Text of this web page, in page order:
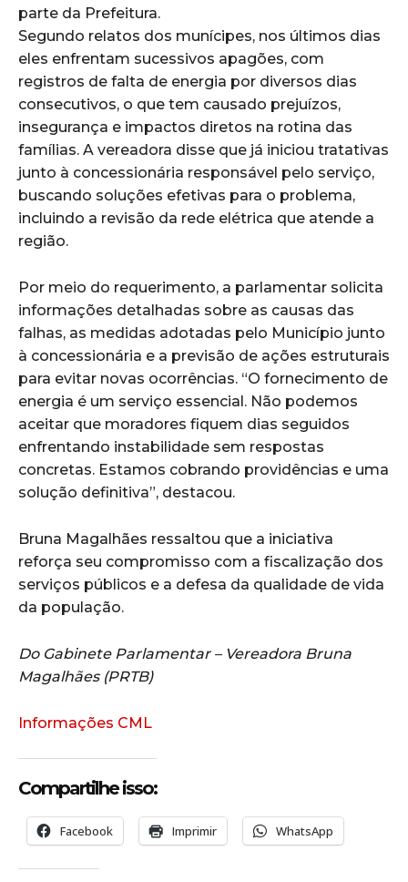
parte da Prefeitura.
Segundo relatos dos munícipes, nos últimos dias
eles enfrentam sucessivos apagões, com
registros de falta de energia por diversos dias
consecutivos, o que tem causado prejuízos,
insegurança e impactos diretos na rotina das
famílias. A vereadora disse que já iniciou tratativas
junto à concessionária responsável pelo serviço,
buscando soluções efetivas para o problema,
incluindo a revisão da rede elétrica que atende a
região.
Por meio do requerimento, a parlamentar solicita
informações detalhadas sobre as causas das
falhas, as medidas adotadas pelo Município junto
à concessionária e a previsão de ações estruturais
para evitar novas ocorrências. “O fornecimento de
energia é um serviço essencial. Não podemos
aceitar que moradores fiquem dias seguidos
enfrentando instabilidade sem respostas
concretas. Estamos cobrando providências e uma
solução definitiva”, destacou.
Bruna Magalhães ressaltou que a iniciativa
reforça seu compromisso com a fiscalização dos
serviços públicos e a defesa da qualidade de vida
da população.
Do Gabinete Parlamentar – Vereadora Bruna
Magalhães (PRTB)
Informações CML
Compartilhe isso:
Facebook Imprimir WhatsApp